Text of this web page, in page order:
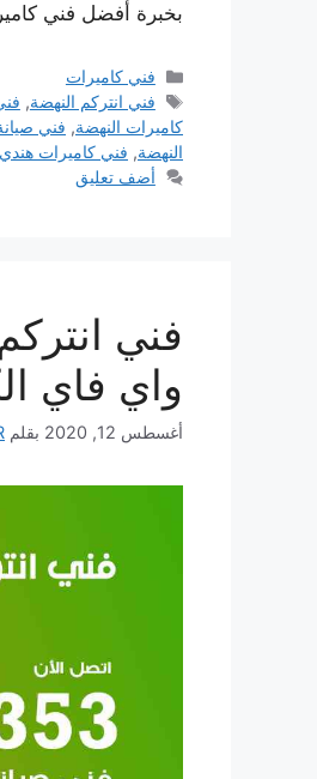
بخبرة أفضل فني
التصنيفات
فني كاميرات
الوسوم
فني انتركم النهضة,
كاميرات النهضة, فني
النهضة, فني كاميرات هندي
أضف تعليق
واي فاي
أغسطس 12, 2020 بقلم